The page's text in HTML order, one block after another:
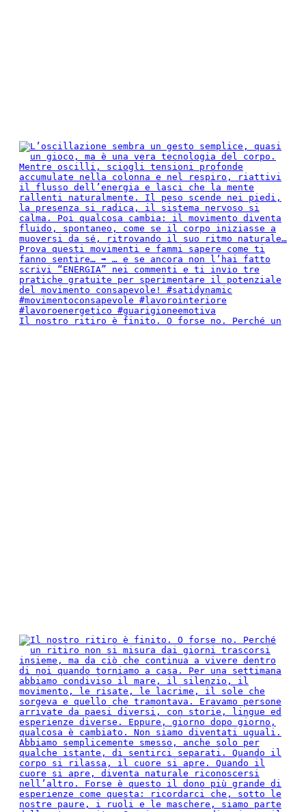
Il nostro ritiro è finito. O forse no. Perché un